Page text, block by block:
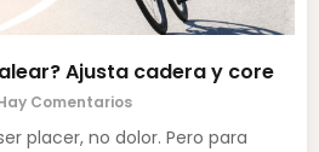
Ajusta cadera y core
Comentarios
placer, no dolor. Pero para